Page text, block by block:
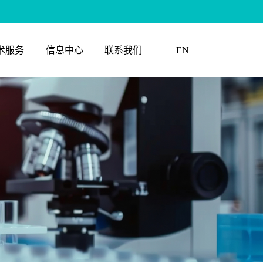
服务 信息中心 联系我们 EN